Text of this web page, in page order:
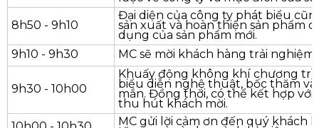
8h40 - 18h50
MC sẽ bắt đầu khai mạc chương
lược về công ty và mục đích của
8h50 - 9h10
Đại diện của công ty phát biểu
sản xuất và hoàn thiện sản phẩm
dụng của sản phẩm mới.
9h10 - 9h30
MC sẽ mời khách hàng trải nghiệm
Khuấy động không khí chương
biểu diễn nghệ thuật, bốc thăm
mắn. Đồng thời, có thể kết hợp với
thu hút khách mời.